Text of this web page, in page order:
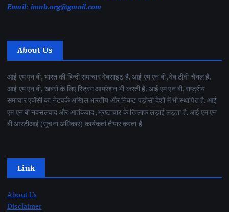
Email: imnb.org@gmail.com
About Us
आई एम एन बी, भारत की हिन्दी समाचार वेबसाइट है. आई एम एन बी, वेब टीवी चैनल है.
आई एम एन बी, खबरों के लिए स्ट्रिंग आपरेशन भी करती है. आई एम एन बी, राष्ट्रीय
समाचार एजेंसी का नेटवर्क अखिल भारतीय और निकट पड़ोसी देशों में भी स्थापित है. आई
एम एन बी नक्सलवाद और आतंकवाद ,भ्रष्टाचार के खिलाफ लड़ाई लड़ता है. आई एम एन
बी आरटीआई (सूचना अधिकार) कार्यकर्ता तैयार करता है
Link
About Us
Disclaimer